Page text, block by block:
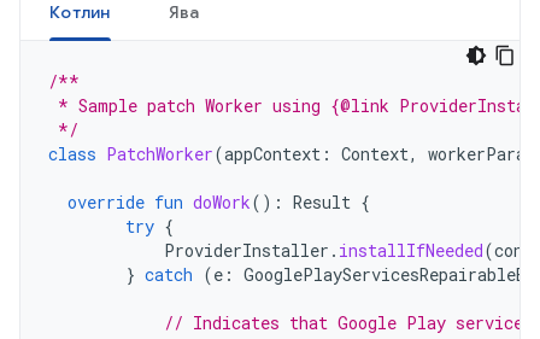
Котлин Ява
/**
* Sample patch Worker using {@link
*/
class PatchWorker(appContext : Context,
override fun doWork(): Result {
try {
ProviderInstaller . installIfNeeded(
} catch (e :
// Indicates that Google Play